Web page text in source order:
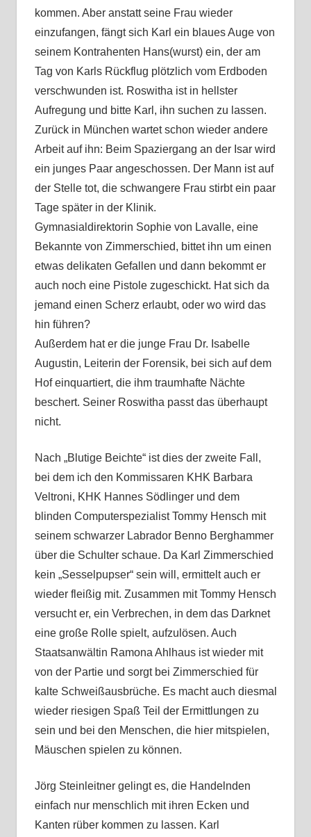
kommen. Aber anstatt seine Frau wieder
einzufangen, fängt sich Karl ein blaues Auge von
seinem Kontrahenten Hans(wurst) ein, der am
Tag von Karls Rückflug plötzlich vom Erdboden
verschwunden ist. Roswitha ist in hellster
Aufregung und bitte Karl, ihn suchen zu lassen.
Zurück in München wartet schon wieder andere
Arbeit auf ihn: Beim Spaziergang an der Isar wird
ein junges Paar angeschossen. Der Mann ist auf
der Stelle tot, die schwangere Frau stirbt ein paar
Tage später in der Klinik.
Gymnasialdirektorin Sophie von Lavalle, eine
Bekannte von Zimmerschied, bittet ihn um einen
etwas delikaten Gefallen und dann bekommt er
auch noch eine Pistole zugeschickt. Hat sich da
jemand einen Scherz erlaubt, oder wo wird das
hin führen?
Außerdem hat er die junge Frau Dr. Isabelle
Augustin, Leiterin der Forensik, bei sich auf dem
Hof einquartiert, die ihm traumhafte Nächte
beschert. Seiner Roswitha passt das überhaupt
nicht.
Nach „Blutige Beichte“ ist dies der zweite Fall,
bei dem ich den Kommissaren KHK Barbara
Veltroni, KHK Hannes Södlinger und dem
blinden Computerspezialist Tommy Hensch mit
seinem schwarzer Labrador Benno Berghammer
über die Schulter schaue. Da Karl Zimmerschied
kein „Sesselpupser“ sein will, ermittelt auch er
wieder fleißig mit. Zusammen mit Tommy Hensch
versucht er, ein Verbrechen, in dem das Darknet
eine große Rolle spielt, aufzulösen. Auch
Staatsanwältin Ramona Ahlhaus ist wieder mit
von der Partie und sorgt bei Zimmerschied für
kalte Schweißausbrüche. Es macht auch diesmal
wieder riesigen Spaß Teil der Ermittlungen zu
sein und bei den Menschen, die hier mitspielen,
Mäuschen spielen zu können.
Jörg Steinleitner gelingt es, die Handelnden
einfach nur menschlich mit ihren Ecken und
Kanten rüber kommen zu lassen. Karl